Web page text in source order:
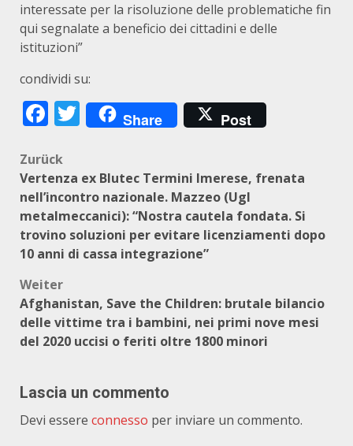
interessate per la risoluzione delle problematiche fin
qui segnalate a beneficio dei cittadini e delle
istituzioni”
condividi su:
Facebook
Twitter
Share Post
Beitragsnavigation
Zurück
Vertenza ex Blutec Termini Imerese, frenata
nell’incontro nazionale. Mazzeo (Ugl
metalmeccanici): “Nostra cautela fondata. Si
trovino soluzioni per evitare licenziamenti dopo
10 anni di cassa integrazione”
Weiter
Afghanistan, Save the Children: brutale bilancio
delle vittime tra i bambini, nei primi nove mesi
del 2020 uccisi o feriti oltre 1800 minori
Lascia un commento
Devi essere connesso per inviare un commento.